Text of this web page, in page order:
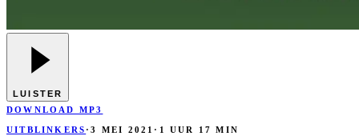
LUISTER
DOWNLOAD MP3
UITBLINKERS ·3 MEI 2021 · 1 UUR 17 MIN